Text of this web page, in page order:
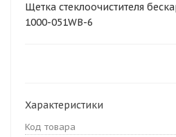
Щетка стеклоочистителя
1000-051WB-6
Характеристики
Код товара